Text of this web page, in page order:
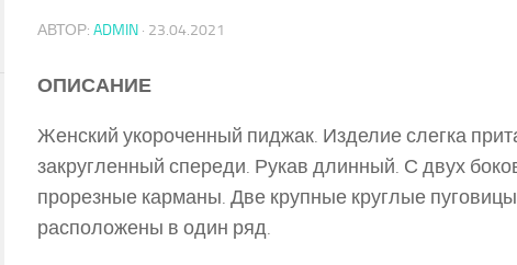
АВТОР: ADMIN · 23.04.2021
ОПИСАНИЕ
Женский укороченный пиджак. Изделие слегка
закругленный спереди. Рукав длинный. С двух
прорезные карманы. Две крупные круглые
расположены в один ряд.